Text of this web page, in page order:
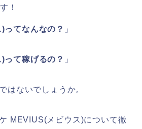
！
ってなんなの？ 」
って稼げるの？ 」
はないでしょうか。
MEVIUS(メビウス)について徹